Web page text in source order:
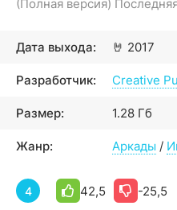
(Полная версия)
🤘
Дата выхода: 2017
Разработчик: Creative
Размер: 1.28 Гб
Жанр: Аркады /
4 42,5 -25,5